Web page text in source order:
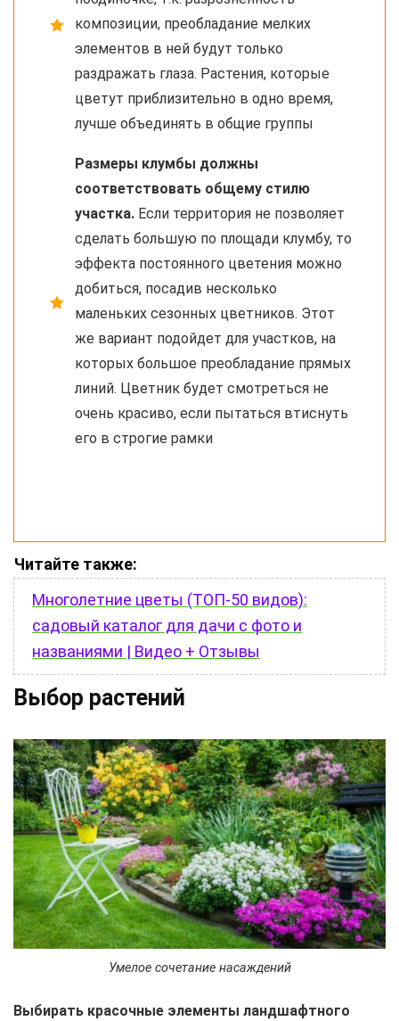
композиции, преобладание мелких
элементов в ней будут только
раздражать глаза. Растения, которые
цветут приблизительно в одно время,
лучше объединять в общие группы
Размеры клумбы должны
соответствовать общему стилю
участка. Если территория не позволяет
сделать большую по площади клумбу, то
эффекта постоянного цветения можно
добиться, посадив несколько
маленьких сезонных цветников. Этот
же вариант подойдет для участков, на
которых большое преобладание прямых
линий. Цветник будет смотреться не
очень красиво, если пытаться втиснуть
его в строгие рамки
Читайте также:
Многолетние цветы (ТОП-50 видов):
садовый каталог для дачи с фото и
названиями | Видео + Отзывы
Выбор растений
Умелое сочетание насаждений
Выбирать красочные элементы ландшафтного